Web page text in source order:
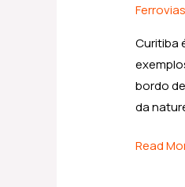
Curitiba
bordo
da
Read